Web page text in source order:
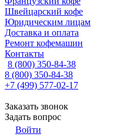
Швейцарский кофе
Юридическим лицам
Доставка и оплата
Ремонт кофемашин
Контакты
8 (800) 350-84-38
8 (800) 350-84-38
+7 (499) 577-02-17
Заказать звонок
Задать вопрос
Войти